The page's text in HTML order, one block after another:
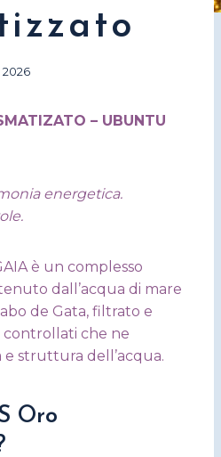
2026
– UBUNTU
energetica.
è un complesso
dall’acqua di mare
de Gata, filtrato e
controllati che ne
struttura dell’acqua.
Oro